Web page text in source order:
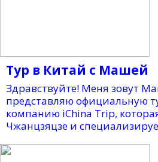
Тур в Китай с Машей
Здравствуйте! Меня зовут
представляю официальную
компанию iChina Trip,
Чжанцзяцзе и